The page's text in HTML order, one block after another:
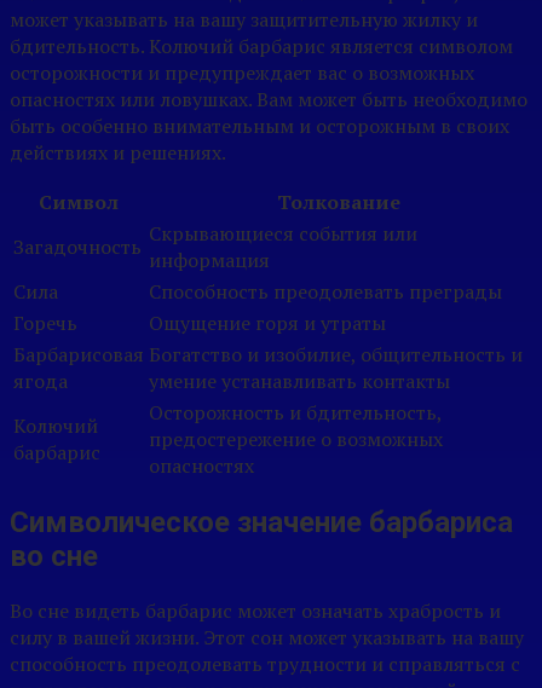
может указывать на вашу защитительную жилку и
бдительность. Колючий барбарис является символом
осторожности и предупреждает вас о возможных
опасностях или ловушках. Вам может быть необходимо
быть особенно внимательным и осторожным в своих
действиях и решениях.
Символ
Толкование
Загадочность Скрывающиеся события или
информация
Сила
Способность преодолевать преграды
Горечь
Ощущение горя и утраты
Барбарисовая
ягода
Богатство и изобилие, общительность и
умение устанавливать контакты
Колючий
барбарис
Осторожность и бдительность,
предостережение о возможных
опасностях
Символическое значение барбариса
во сне
Во сне видеть барбарис может означать храбрость и
силу в вашей жизни. Этот сон может указывать на вашу
способность преодолевать трудности и справляться с